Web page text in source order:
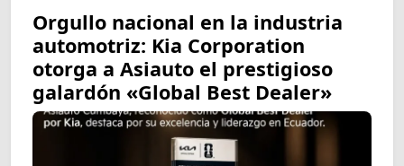
Orgullo nacional en la industria
automotriz: Kia Corporation
otorga a Asiauto el prestigioso
galardón «Global Best Dealer»